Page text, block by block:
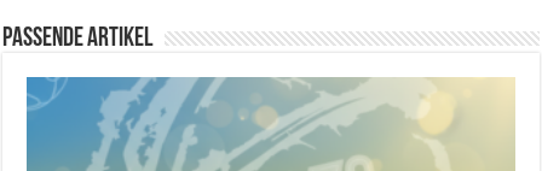
Passende Artikel